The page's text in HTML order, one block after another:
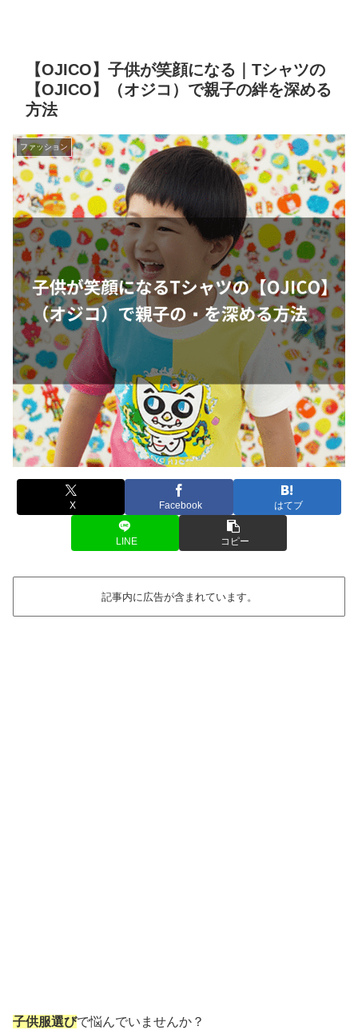
【OJICO】子供が笑顔になる｜Tシャツの
【OJICO】（オジコ）で親子の絆を深める
方法
ファッション
X Facebook はてブ
LINE コピー
記事内に広告が含まれています。
子供服選びで悩んでいませんか？